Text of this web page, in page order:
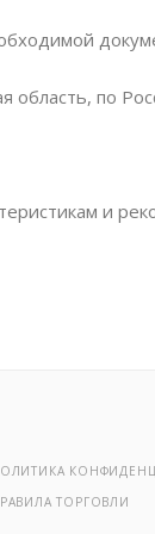
область, по
и
ТОРГОВЛИ